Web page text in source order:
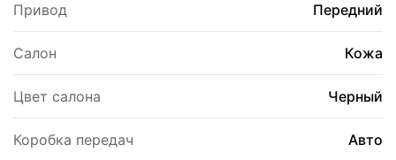
Привод Передний
Салон Кожа
Цвет салона Черный
Коробка передач Авто